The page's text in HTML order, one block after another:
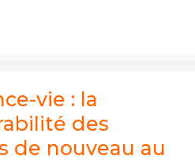
vie : la
des
de nouveau au